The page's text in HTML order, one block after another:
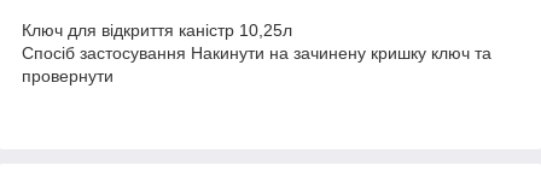
Ключ для відкриття каністр 10,25л
Спосіб застосування Накинути на зачинену кришку ключ та
провернути